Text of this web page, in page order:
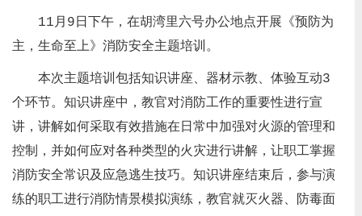
11月9日下午，在胡湾里六号办公地点开展《预防为
主，生命至上》消防安全主题培训。
本次主题培训包括知识讲座、器材示教、体验互动3
个环节。知识讲座中，教官对消防工作的重要性进行宣
讲，讲解如何采取有效措施在日常中加强对火源的管理和
控制，并如何应对各种类型的火灾进行讲解，让职工掌握
消防安全常识及应急逃生技巧。知识讲座结束后，参与演
练的职工进行消防情景模拟演练，教官就灭火器、防毒面